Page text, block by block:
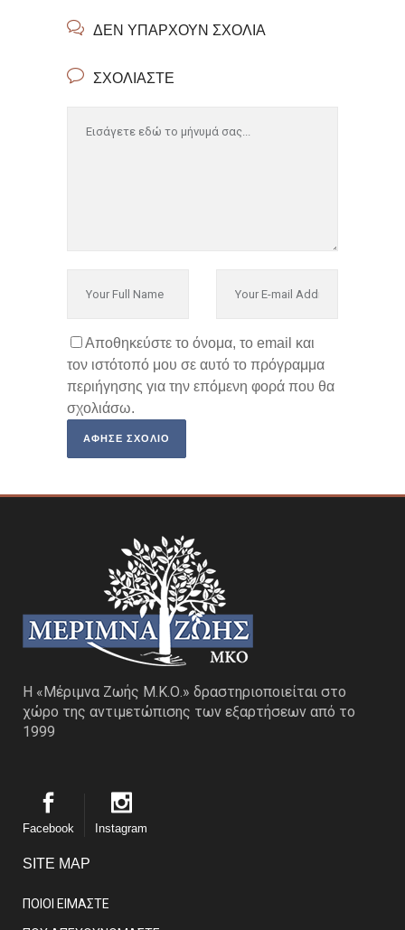
ΔΕΝ ΥΠΆΡΧΟΥΝ ΣΧΌΛΙΑ
ΣΧΟΛΙΆΣΤΕ
Αποθηκεύστε το όνομα, το email και
τον ιστότοπό μου σε αυτό το πρόγραμμα
περιήγησης για την επόμενη φορά που θα
σχολιάσω.
Η «Μέριμνα Ζωής Μ.Κ.Ο.» δραστηριοποιείται στο
χώρο της αντιμετώπισης των εξαρτήσεων από το
1999
Facebook Instagram
SITE MAP
ΠΟΙΟΙ ΕΙΜΑΣΤE